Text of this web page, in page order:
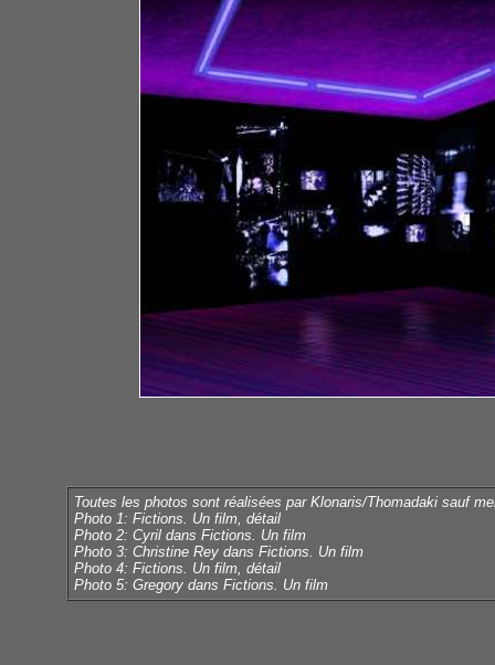
Toutes les photos sont réalisées par Klonaris/Thomadaki sauf
Photo 1: Fictions. Un film, détail
Photo 2: Cyril dans Fictions. Un film
Photo 3: Christine Rey dans Fictions. Un film
Photo 4: Fictions. Un film, détail
Photo 5: Gregory dans Fictions. Un film